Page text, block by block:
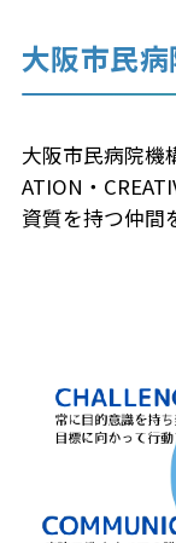
大阪市民
大阪市民病院機
ATION・
資質を持つ仲間